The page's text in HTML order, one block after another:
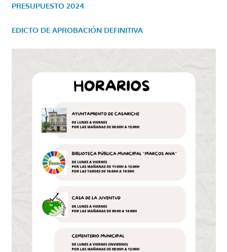
PRESUPUESTO 2024
EDICTO DE APROBACIÓN DEFINITIVA